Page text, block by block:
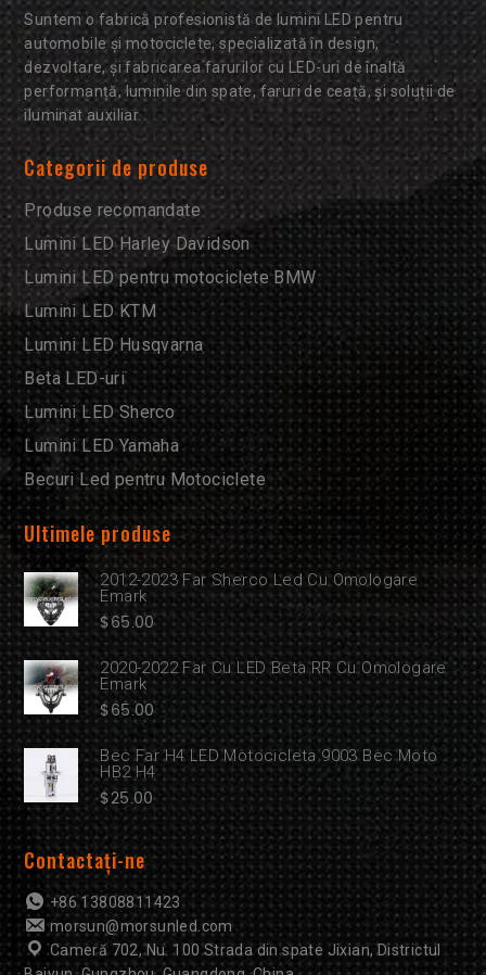
Suntem o fabrică profesionistă de lumini LED pentru
automobile și motociclete, specializată în design,
dezvoltare, și fabricarea farurilor cu LED-uri de înaltă
performanță, luminile din spate, faruri de ceață, și soluții de
iluminat auxiliar.
Categorii de produse
Produse recomandate
Lumini LED Harley Davidson
Lumini LED pentru motociclete BMW
Lumini LED KTM
Lumini LED Husqvarna
Beta LED-uri
Lumini LED Sherco
Lumini LED Yamaha
Becuri Led pentru Motociclete
Ultimele produse
2012-2023 Far Sherco Led Cu Omologare
Emark
$65.00
2020-2022 Far Cu LED Beta RR Cu Omologare
Emark
$65.00
Bec Far H4 LED Motocicleta 9003 Bec Moto
HB2 H4
$25.00
Contactaţi-ne
+86 13808811423
morsun@morsunled.com
Cameră 702, Nu. 100 Strada din spate Jixian, Districtul